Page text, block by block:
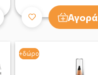
Αγορά
+δώρο
+δώρο